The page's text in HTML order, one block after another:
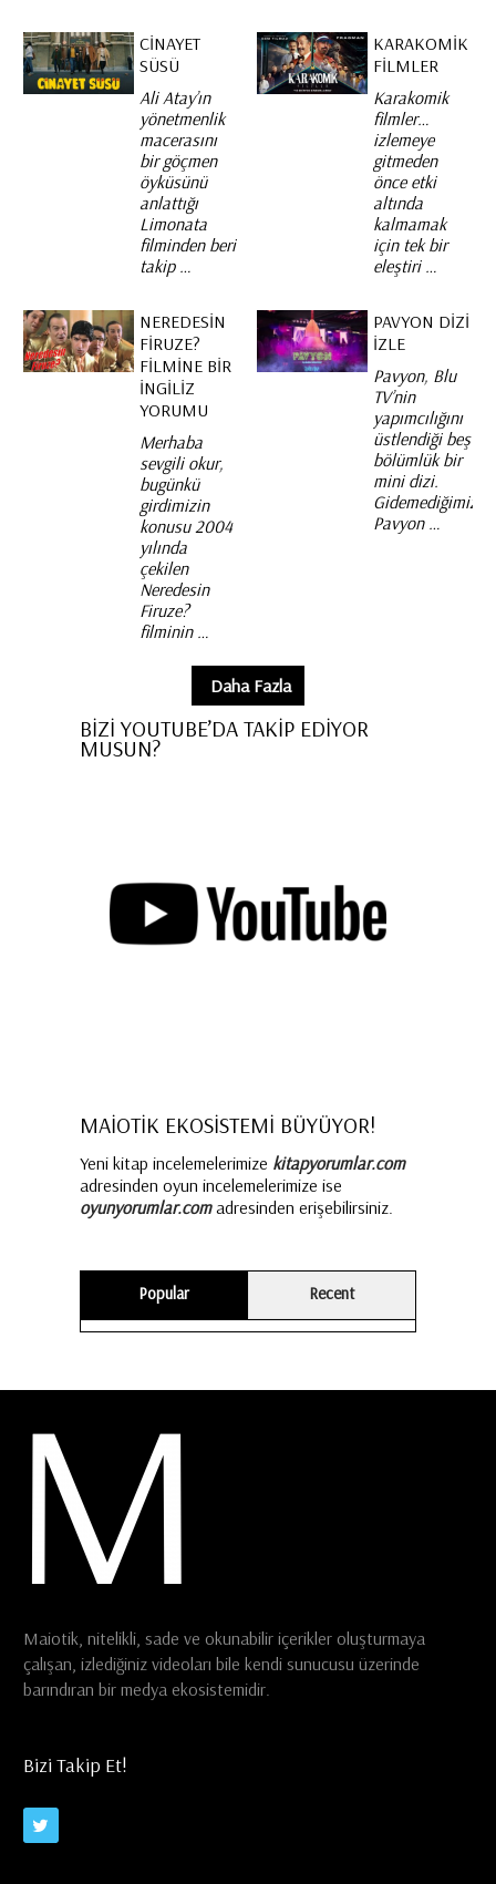
CINAYET
SÜSÜ
Ali Atay’ın
yönetmenlik
macerasını
bir göçmen
öyküsünü
anlattığı
Limonata
filminden beri
takip …
KARAKOMIK
FILMLER
Karakomik
filmler…
izlemeye
gitmeden
önce etki
altında
kalmamak
için tek bir
eleştiri …
NEREDESIN
FIRUZE?
FILMINE BIR
İNGILIZ
YORUMU
Merhaba
sevgili okur,
bugünkü
girdimizin
konusu 2004
yılında
çekilen
Neredesin
Firuze?
filminin …
PAVYON DIZI
İZLE
Pavyon, Blu
TV’nin
yapımcılığını
üstlendiği beş
bölümlük bir
mini dizi.
Gidemediğimiz
Pavyon …
Daha Fazla
BİZİ YOUTUBE’DA TAKİP EDİYOR
MUSUN?
MAİOTİK EKOSİSTEMİ BÜYÜYOR!
Yeni kitap incelemelerimize kitapyorumlar.com
adresinden oyun incelemelerimize ise
oyunyorumlar.comadresinden erişebilirsiniz.
Popular Recent
Maiotik, nitelikli, sade ve okunabilir içerikler oluşturmaya
çalışan, izlediğiniz videoları bile kendi sunucusu üzerinde
barındıran bir medya ekosistemidir.
Bizi Takip Et!